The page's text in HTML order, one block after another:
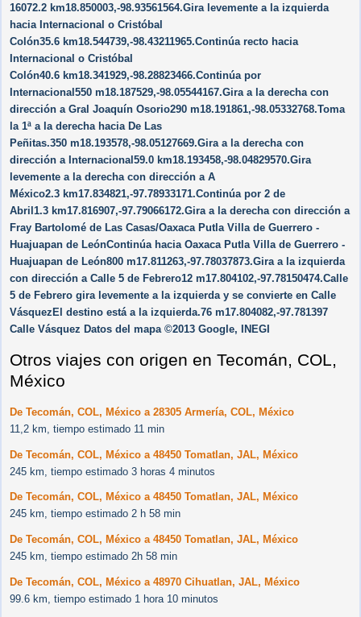
16072.2 km18.850003,-98.93561564.Gira levemente a la izquierda
hacia Internacional o Cristóbal
Colón35.6 km18.544739,-98.43211965.Continúa recto hacia
Internacional o Cristóbal
Colón40.6 km18.341929,-98.28823466.Continúa por
Internacional550 m18.187529,-98.05544167.Gira a la derecha con
dirección a Gral Joaquín Osorio290 m18.191861,-98.05332768.Toma
la 1ª a la derecha hacia De Las
Peñitas.350 m18.193578,-98.05127669.Gira a la derecha con
dirección a Internacional59.0 km18.193458,-98.04829570.Gira
levemente a la derecha con dirección a A
México2.3 km17.834821,-97.78933171.Continúa por 2 de
Abril1.3 km17.816907,-97.79066172.Gira a la derecha con dirección a
Fray Bartolomé de Las Casas/​Oaxaca Putla Villa de Guerrero -
Huajuapan de LeónContinúa hacia Oaxaca Putla Villa de Guerrero -
Huajuapan de León800 m17.811263,-97.78037873.Gira a la izquierda
con dirección a Calle 5 de Febrero12 m17.804102,-97.78150474.Calle
5 de Febrero gira levemente a la izquierda y se convierte en Calle
VásquezEl destino está a la izquierda.76 m17.804082,-97.781397
Calle Vásquez Datos del mapa ©2013 Google, INEGI
Otros viajes con origen en Tecomán, COL,
México
De Tecomán, COL, México a 28305 Armería, COL, México
11,2 km, tiempo estimado 11 min
De Tecomán, COL, México a 48450 Tomatlan, JAL, México
245 km, tiempo estimado 3 horas 4 minutos
De Tecomán, COL, México a 48450 Tomatlan, JAL, México
245 km, tiempo estimado 2 h 58 min
De Tecomán, COL, México a 48450 Tomatlan, JAL, México
245 km, tiempo estimado 2h 58 min
De Tecomán, COL, México a 48970 Cihuatlan, JAL, México
99.6 km, tiempo estimado 1 hora 10 minutos